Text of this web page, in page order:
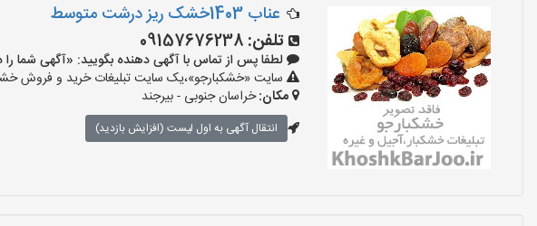
عناب 1403خشک ریز درشت متوسط
تلفن: 09157676238
لطفا پس از تماس با آگهی دهنده بگویید: «آگهی شما را در سایت
سایت «خشکبارجو»،یک سایت تبلیغات خرید و فروش
مکان:خراسان جنوبی - بیرجند
انتقال آگهی به اول لیست (افزایش بازدید)